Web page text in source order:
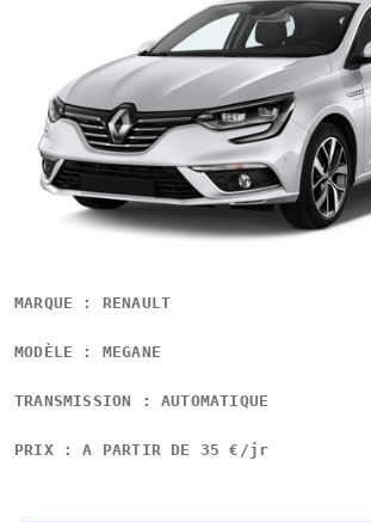
MARQUE : RENAULT
MODÈLE : MEGANE
TRANSMISSION : AUTOMATIQUE
PRIX : A PARTIR DE 35 €/jr